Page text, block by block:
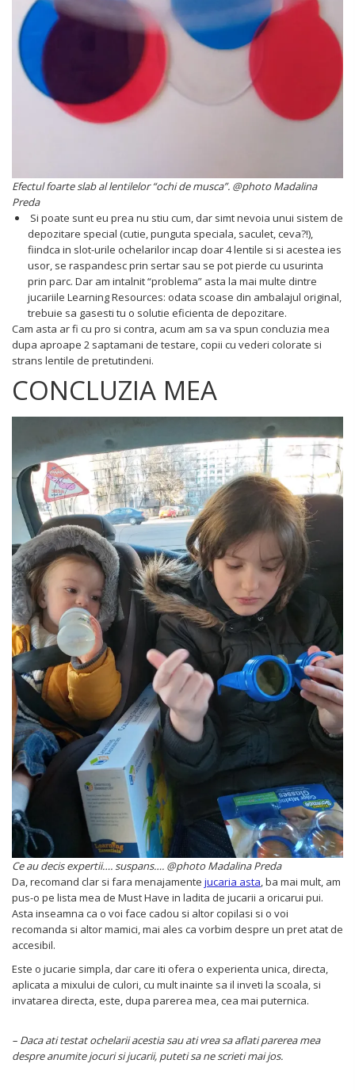
Efectul foarte slab al lentilelor “ochi de musca”. @photo Madalina
Preda
Si poate sunt eu prea nu stiu cum, dar simt nevoia unui sistem de
depozitare special (cutie, punguta speciala, saculet, ceva?!),
fiindca in slot-urile ochelarilor incap doar 4 lentile si si acestea ies
usor, se raspandesc prin sertar sau se pot pierde cu usurinta
prin parc. Dar am intalnit “problema” asta la mai multe dintre
jucariile Learning Resources: odata scoase din ambalajul original,
trebuie sa gasesti tu o solutie eficienta de depozitare.
Cam asta ar fi cu pro si contra, acum am sa va spun concluzia mea
dupa aproape 2 saptamani de testare, copii cu vederi colorate si
strans lentile de pretutindeni.
CONCLUZIA MEA
Ce au decis expertii….suspans…. @photo Madalina Preda
Da, recomand clar si fara menajamente jucaria asta, ba mai mult, am
pus-o pe lista mea de Must Have in ladita de jucarii a oricarui pui.
Asta inseamna ca o voi face cadou si altor copilasi si o voi
recomanda si altor mamici, mai ales ca vorbim despre un pret atat de
accesibil.
Este o jucarie simpla, dar care iti ofera o experienta unica, directa,
aplicata a mixului de culori, cu mult inainte sa il inveti la scoala, si
invatarea directa, este, dupa parerea mea, cea mai puternica.
– Daca ati testat ochelarii acestia sau ati vrea sa aflati parerea mea
despre anumite jocuri si jucarii, puteti sa ne scrieti mai jos.